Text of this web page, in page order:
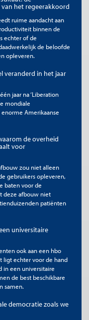
richtlijnen
.
het regeerakkoord
ruime aandacht aan
binnen de
echter of de
de beloofde
opleveren.
veranderd in het jaar
jaar na ‘Liberation
mondiale
Amerikaanse
de overheid
voor
zou niet alleen
gebruikers opleveren,
baten voor de
deze afbouw niet
patiënten
universitaire
ook aan een hbo
ligt echter voor de hand
in een universitaire
de best beschikbare
samen.
democratie zoals we